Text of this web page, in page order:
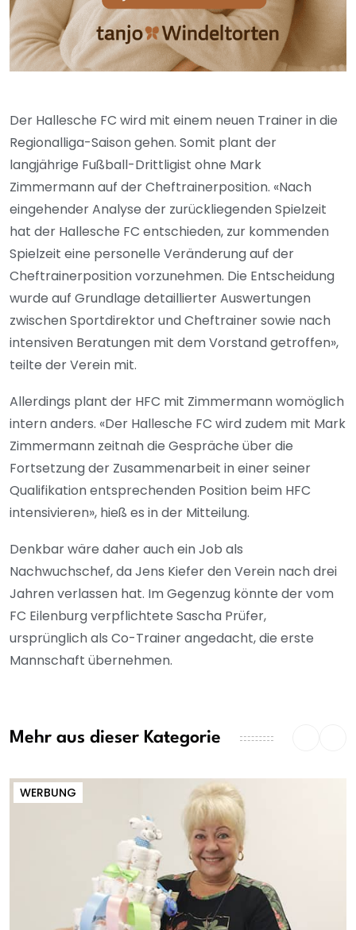
Der Hallesche FC wird mit einem neuen Trainer in die
Regionalliga-Saison gehen. Somit plant der
langjährige Fußball-Drittligist ohne Mark
Zimmermann auf der Cheftrainerposition. «Nach
eingehender Analyse der zurückliegenden Spielzeit
hat der Hallesche FC entschieden, zur kommenden
Spielzeit eine personelle Veränderung auf der
Cheftrainerposition vorzunehmen. Die Entscheidung
wurde auf Grundlage detaillierter Auswertungen
zwischen Sportdirektor und Cheftrainer sowie nach
intensiven Beratungen mit dem Vorstand getroffen»,
teilte der Verein mit.
Allerdings plant der HFC mit Zimmermann womöglich
intern anders. «Der Hallesche FC wird zudem mit Mark
Zimmermann zeitnah die Gespräche über die
Fortsetzung der Zusammenarbeit in einer seiner
Qualifikation entsprechenden Position beim HFC
intensivieren», hieß es in der Mitteilung.
Denkbar wäre daher auch ein Job als
Nachwuchschef, da Jens Kiefer den Verein nach drei
Jahren verlassen hat. Im Gegenzug könnte der vom
FC Eilenburg verpflichtete Sascha Prüfer,
ursprünglich als Co-Trainer angedacht, die erste
Mannschaft übernehmen.
Mehr aus dieser Kategorie
WERBUNG